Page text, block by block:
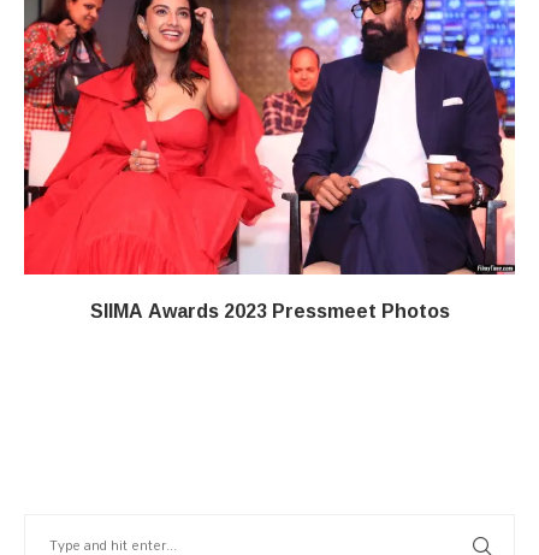
SIIMA Awards 2023 Pressmeet Photos